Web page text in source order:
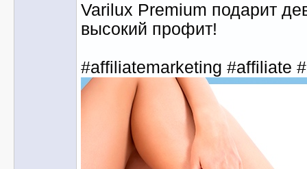
Varilux Premium подарит
высокий профит!
#affiliatemarketing #affiliate